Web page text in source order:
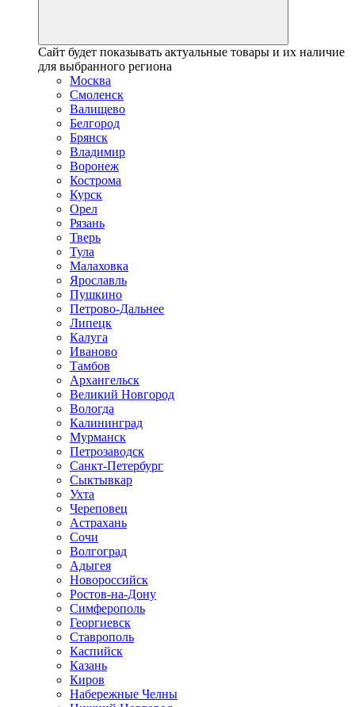
Сайт будет показывать актуальные товары и их наличие
для выбранного региона
Москва
Смоленск
Валищево
Белгород
Брянск
Владимир
Воронеж
Кострома
Курск
Орел
Рязань
Тверь
Тула
Малаховка
Ярославль
Пушкино
Петрово-Дальнее
Липецк
Калуга
Иваново
Тамбов
Архангельск
Великий Новгород
Вологда
Калининград
Мурманск
Петрозаводск
Санкт-Петербург
Сыктывкар
Ухта
Череповец
Астрахань
Сочи
Волгоград
Адыгея
Новороссийск
Ростов-на-Дону
Симферополь
Георгиевск
Ставрополь
Каспийск
Казань
Киров
Набережные Челны